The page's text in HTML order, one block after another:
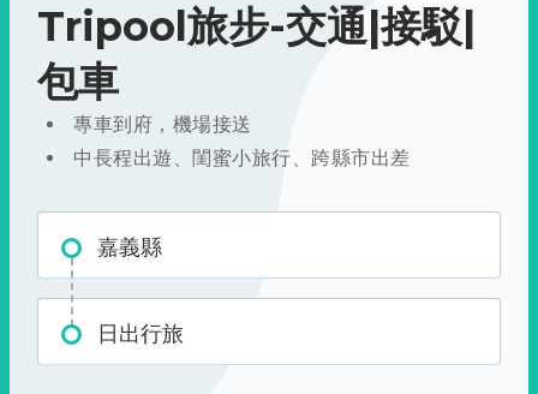
Tripool旅步-交通|接駁|
包車
專車到府，機場接送
中長程出遊、閨蜜小旅行、跨縣市出差
嘉義縣
日出行旅